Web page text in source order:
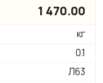
1 470.00
кг
0.1
Л63